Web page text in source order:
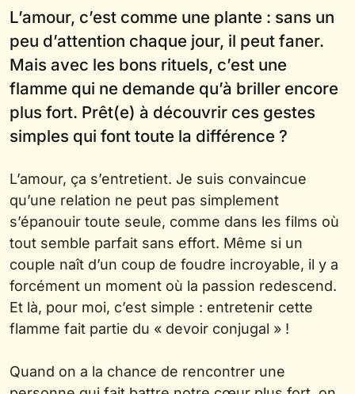
L’amour, c’est comme une plante : sans un
peu d’attention chaque jour, il peut faner.
Mais avec les bons rituels, c’est une
flamme qui ne demande qu’à briller encore
plus fort. Prêt(e) à découvrir ces gestes
simples qui font toute la différence ?
L’amour, ça s’entretient. Je suis convaincue
qu’une relation ne peut pas simplement
s’épanouir toute seule, comme dans les films où
tout semble parfait sans effort. Même si un
couple naît d’un coup de foudre incroyable, il y a
forcément un moment où la passion redescend.
Et là, pour moi, c’est simple : entretenir cette
flamme fait partie du « devoir conjugal » !
Quand on a la chance de rencontrer une